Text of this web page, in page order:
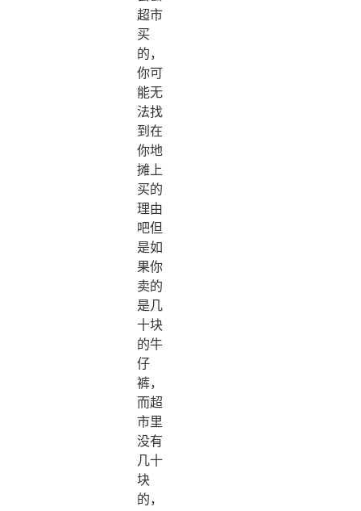
超市
买
的，
你可
能无
法找
到在
你地
摊上
买的
理由
吧但
是如
果你
卖的
是几
十块
的牛
仔
裤，
而超
市里
没有
几十
块
的，